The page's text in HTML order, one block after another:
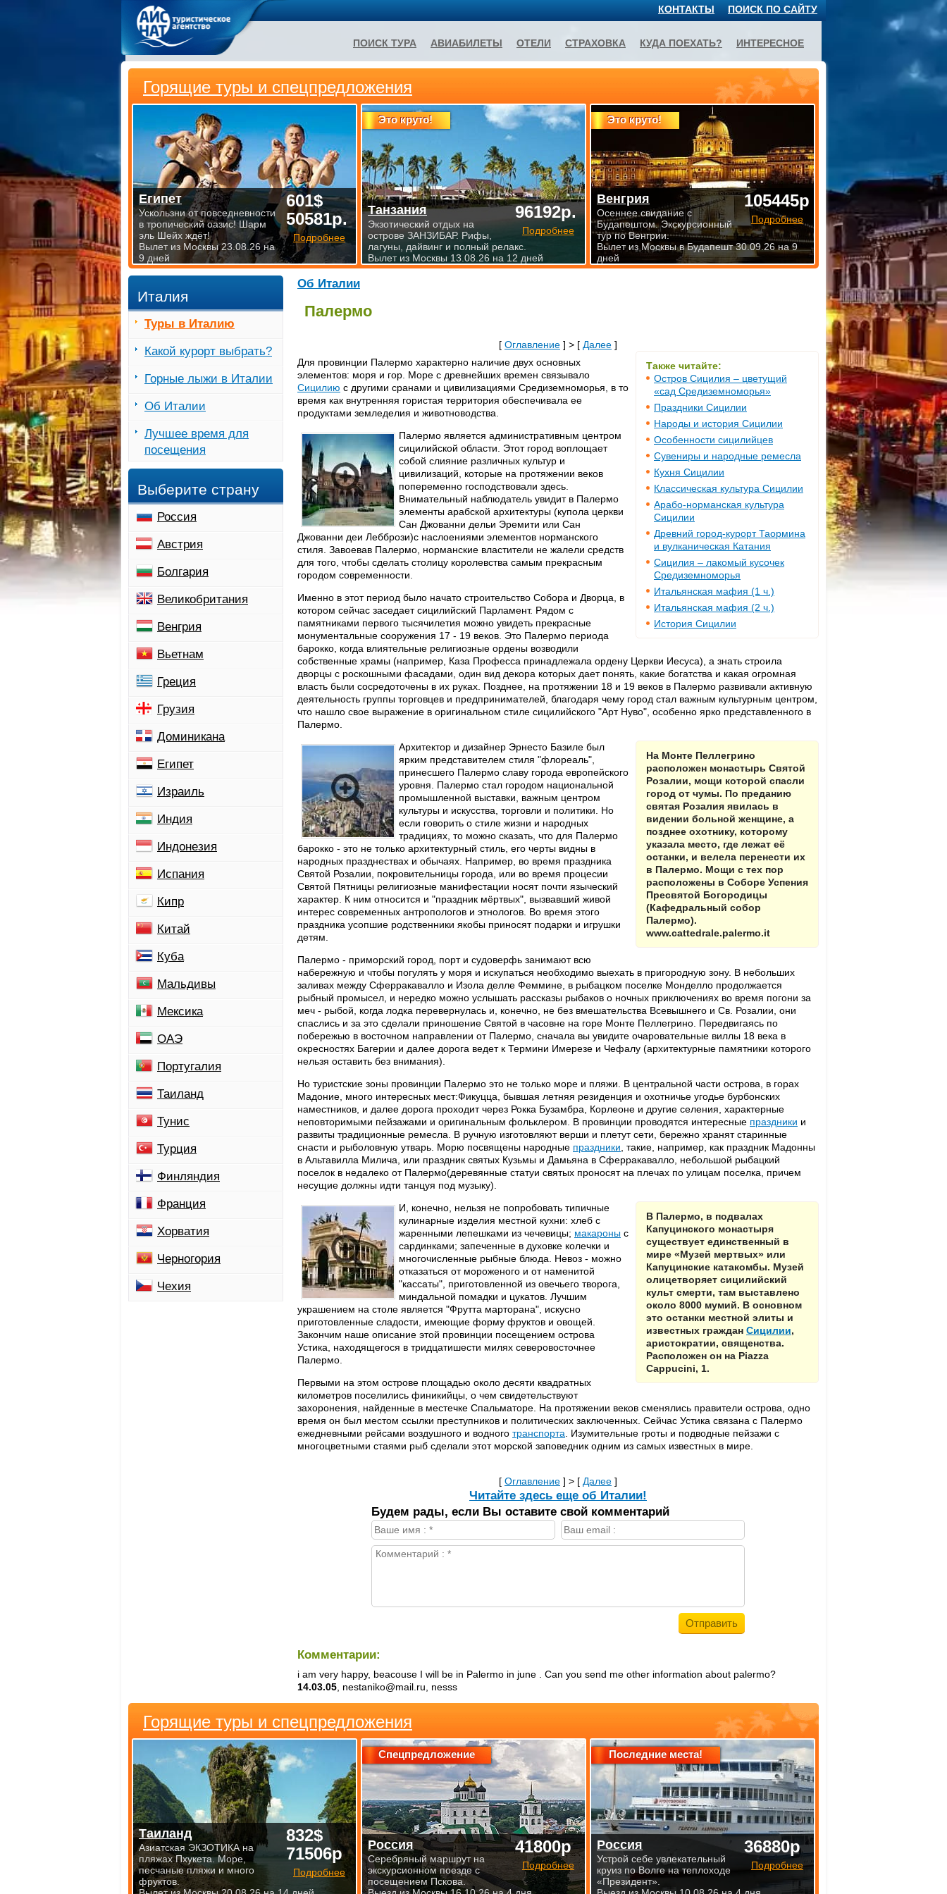
Об Италии
Палермо
[ Оглавление ] > [ Далее ]
Также читайте:
Остров Сицилия – цветущий
«сад Средиземноморья»
Праздники Сицилии
Народы и история Сицилии
Особенности сицилийцев
Сувениры и народные ремесла
Кухня Сицилии
Классическая культура Сицилии
Арабо-норманская культура
Сицилии
Древний город-курорт Таормина
и вулканическая Катания
Сицилия – лакомый кусочек
Средиземноморья
Итальянская мафия (1 ч.)
Итальянская мафия (2 ч.)
История Сицилии
Для провинции Палермо характерно наличие двух основных
элементов: моря и гор. Море с древнейших времен связывало
Сицилию с другими сранами и цивилизациями Средиземноморья, в то
время как внутренняя гористая территория обеспечивала ее
продуктами земледелия и животноводства.
Палермо является административным центром
сицилийской области. Этот город воплощает
собой слияние различных культур и
цивилизаций, которые на протяжении веков
попеременно господствовали здесь.
Внимательный наблюдатель увидит в Палермо
элементы арабской архитектуры (купола церкви
Сан Джованни дельи Эремити или Сан
Джованни деи Леббрози)с наслоениями элементов норманского
стиля. Завоевав Палермо, норманские властители не жалели средств
для того, чтобы сделать столицу королевства самым прекрасным
городом современности.
Именно в этот период было начато строительство Собора и Дворца, в
котором сейчас заседает сицилийский Парламент. Рядом с
памятниками первого тысячилетия можно увидеть прекрасные
монументальные сооружения 17 - 19 веков. Это Палермо периода
барокко, когда влиятельные религиозные ордены возводили
собственные храмы (например, Каза Професса принадлежала ордену Церкви Иесуса), а знать строила
дворцы с роскошными фасадами, один вид декора которых дает понять, какие богатства и какая огромная
власть были сосредоточены в их руках. Позднее, на протяжении 18 и 19 веков в Палермо развивали активную
деятельность группы торговцев и предпринимателей, благодаря чему город стал важным культурным центром,
что нашло свое выражение в оригинальном стиле сицилийского "Арт Нуво", особенно ярко представленного в
Палермо.
На Монте Пеллегрино
расположен монастырь Святой
Розалии, мощи которой спасли
город от чумы. По преданию
святая Розалия явилась в
видении больной женщине, а
позднее охотнику, которому
указала место, где лежат её
останки, и велела перенести их
в Палермо. Мощи с тех пор
расположены в Соборе Успения
Пресвятой Богородицы
(Кафедральный собор
Палермо).
www.cattedrale.palermo.it
Архитектор и дизайнер Эрнесто Базиле был
ярким представителем стиля "флореаль",
принесшего Палермо славу города европейского
уровня. Палермо стал городом национальной
промышленной выставки, важным центром
культуры и искусства, торговли и политики. Но
если говорить о стиле жизни и народных
традициях, то можно сказать, что для Палермо
барокко - это не только архитектурный стиль, его черты видны в
народных празднествах и обычаях. Например, во время праздника
Святой Розалии, покровительницы города, или во время процесии
Святой Пятницы религиозные манифестации носят почти языческий
характер. К ним относится и "праздник мёртвых", вызвавший живой
интерес современных антропологов и этнологов. Во время этого
праздника усопшие родственники якобы приносят подарки и игрушки
детям.
Палермо - приморский город, порт и судоверфь занимают всю
набережную и чтобы погулять у моря и искупаться необходимо выехать в пригородную зону. В небольших
заливах между Сферракавалло и Изола делле Феммине, в рыбацком поселке Монделло продолжается
рыбный промысел, и нередко можно услышать рассказы рыбаков о ночных приключениях во время погони за
меч - рыбой, когда лодка перевернулась и, конечно, не без вмешательства Всевышнего и Св. Розалии, они
спаслись и за это сделали приношение Святой в часовне на горе Монте Пеллегрино. Передвигаясь по
побережью в восточном направлении от Палермо, сначала вы увидите очаровательные виллы 18 века в
окресностях Багерии и далее дорога ведет к Термини Имерезе и Чефалу (архитектурные памятники которого
нельзя оставить без внимания).
Но туристские зоны провинции Палермо это не только море и пляжи. В центральной части острова, в горах
Мадоние, много интересных мест:Фикуцца, бывшая летняя резиденция и охотничье угодье бурбонских
наместников, и далее дорога проходит через Рокка Бузамбра, Корлеоне и другие селения, характерные
неповторимыми пейзажами и оригинальным фольклером. В провинции проводятся интересные праздники и
развиты традиционные ремесла. В ручную изготовляют верши и плетут сети, бережно хранят старинные
снасти и рыболовную утварь. Морю посвящены народные праздники , такие, например, как праздник Мадонны
в Альтавилла Милича, или праздник святых Кузьмы и Дамьяна в Сферракавалло, небольшой рыбацкий
поселок в недалеко от Палермо(деревянные статуи святых проносят на плечах по улицам поселка, причем
несущие должны идти танцуя под музыку).
В Палермо, в подвалах
Капуцинского монастыря
существует единственный в
мире «Музей мертвых» или
Капуцинские катакомбы. Музей
олицетворяет сицилийский
культ смерти, там выставлено
около 8000 мумий. В основном
это останки местной элиты и
известных граждан Сицилии,
аристократии, священства.
Расположен он на Piazza
Cappucini, 1.
И, конечно, нельзя не попробовать типичные
кулинарные изделия местной кухни: хлеб с
жаренными лепешками из чечевицы; макароны с
сардинками; запеченные в духовке колечки и
многочисленные рыбные блюда. Невоз - можно
отказаться от мороженого и от наменитой
"кассаты", приготовленной из овечьего творога,
миндальной помадки и цукатов. Лучшим
украшением на столе является "Фрутта марторана", искусно
приготовленные сладости, имеющие форму фруктов и овощей.
Закончим наше описание этой провинции посещением острова
Устика, находящегося в тридцатишести милях северовосточнее
Палермо.
Первыми на этом острове площадью около десяти квадратных
километров поселились финикийцы, о чем свидетельствуют
захоронения, найденные в местечке Спальматоре. На протяжении веков сменялись правители острова, одно
время он был местом ссылки преступников и политических заключенных. Сейчас Устика связана с Палермо
ежедневными рейсами воздушного и водного транспорта . Изумительные гроты и подводные пейзажи с
многоцветными стаями рыб сделали этот морской заповедник одним из самых известных в мире.
[ Оглавление ] > [ Далее ]
Читайте здесь еще об Италии!
Будем рады, если Вы оставите свой комментарий
Комментарии:
i am very happy, beacouse I will be in Palermo in june . Can you send me other information about palermo?
14.03.05 , nestaniko@mail.ru, nesss
Италия
Туры в Италию
Какой курорт выбрать?
Горные лыжи в Италии
Об Италии
Лучшее время для
посещения
Выберите страну
Россия
Австрия
Болгария
Великобритания
Венгрия
Вьетнам
Греция
Грузия
Доминикана
Египет
Израиль
Индия
Индонезия
Испания
Кипр
Китай
Куба
Мальдивы
Мексика
ОАЭ
Португалия
Таиланд
Тунис
Турция
Финляндия
Франция
Хорватия
Черногория
Чехия
Горящие туры и спецпредложения
832$
71506р
Подробнее
Таиланд
Азиатская ЭКЗОТИКА на
пляжах Пхукета. Море,
песчаные пляжи и много
фруктов.
Спецпредложение
41800р
Подробнее
Россия
Серебряный маршрут на
экскурсионном поезде с
посещением Пскова.
Последние места!
36880р
Подробнее
Россия
Устрой себе увлекательный
круиз по Волге на теплоходе
«Президент».
Горящие туры и спецпредложения
601$
50581р.
Подробнее
Египет
Ускользни от повседневности
в тропический оазис! Шарм
эль Шейх ждёт!
Вылет из Москвы 23.08.26 на
9 дней
Это круто!
96192р.
Подробнее
Танзания
Экзотический отдых на
острове ЗАНЗИБАР. Рифы,
лагуны, дайвинг и полный релакс.
Вылет из Москвы 13.08.26 на 12 дней
Это круто!
105445р
Подробнее
Венгрия
Осеннее свидание с
Будапештом. Экскурсионный
тур по Венгрии.
Вылет из Москвы в Будапешт 30.09.26 на 9
дней
ПОИСК ПО САЙТУ
КОНТАКТЫ
ПОИСК ТУРА АВИАБИЛЕТЫ ОТЕЛИ СТРАХОВКА КУДА ПОЕХАТЬ? ИНТЕРЕСНОЕ